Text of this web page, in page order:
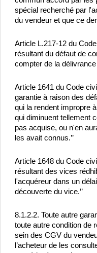
spécial recherché par
du vendeur et que ce
Article L.217-12 du
résultant du défaut de
compter de la délivrance
Article 1641 du Code
garantie à raison des
qui la rendent impropre
qui diminuent tellement
pas acquise, ou n'en
les avait connus.’’
Article 1648 du Code
résultant des vices
l'acquéreur dans un
découverte du vice.’’
8.1.2.2. Toute autre
toute autre condition de
sein des CGV du
l’acheteur de les